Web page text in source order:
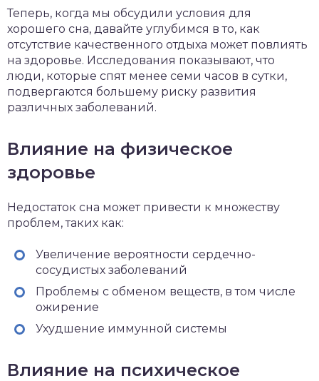
Теперь, когда мы обсудили условия для
хорошего сна, давайте углубимся в то, как
отсутствие качественного отдыха может повлиять
на здоровье. Исследования показывают, что
люди, которые спят менее семи часов в сутки,
подвергаются большему риску развития
различных заболеваний.
Влияние на физическое
здоровье
Недостаток сна может привести к множеству
проблем, таких как:
Увеличение вероятности сердечно-
сосудистых заболеваний
Проблемы с обменом веществ, в том числе
ожирение
Ухудшение иммунной системы
Влияние на психическое